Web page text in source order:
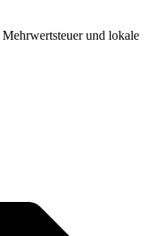
und lokale